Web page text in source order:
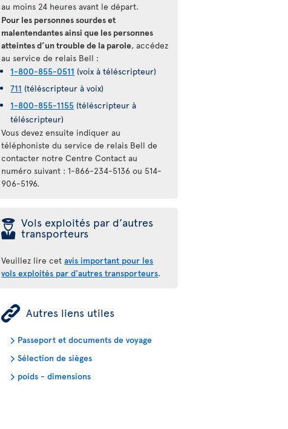
au moins 24 heures avant le départ.
Pour les personnes sourdes et
malentendantes ainsi que les personnes
atteintes d’un trouble de la parole, accédez
au service de relais Bell :
1-800-855-0511 (voix à téléscripteur)
711 (téléscripteur à voix)
1-800-855-1155 (téléscripteur à
téléscripteur)
Vous devez ensuite indiquer au
téléphoniste du service de relais Bell de
contacter notre Centre Contact au
numéro suivant : 1-866-234-5136 ou 514-
906-5196.
þ Vols exploités par d’autres
transporteurs
Veuillez lire cetavis important pour les
vols exploités par d'autres transporteurs.
ÿ Autres liens utiles
Passeport et documents de voyage
Sélection de sièges
poids - dimensions